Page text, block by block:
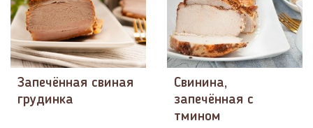
Запечённая свиная
грудинка
Свинина,
запечённая с
тмином